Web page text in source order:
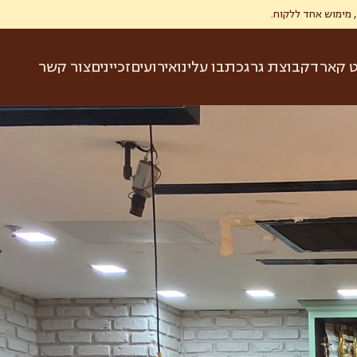
קארדקבוצת גרגכתבו עלינואירועיםזכייניםצור קשר